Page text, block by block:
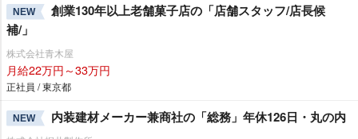
NEW
創業130年以上老舗菓子店の「店舗スタッフ/店長候
補/」
株式会社青木屋
月給22万円～33万円
正社員 / 東京都
NEW 内装建材メーカー兼商社の「総務」年休126日・丸の内